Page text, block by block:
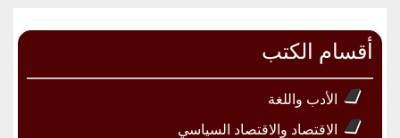
أقسام الكتب
الأدب واللغة
الاقتصاد والاقتصاد السياسي